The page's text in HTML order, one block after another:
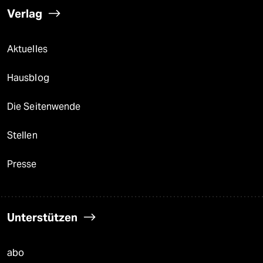
Verlag
Aktuelles
Hausblog
Die Seitenwende
Stellen
Presse
Unterstützen
abo